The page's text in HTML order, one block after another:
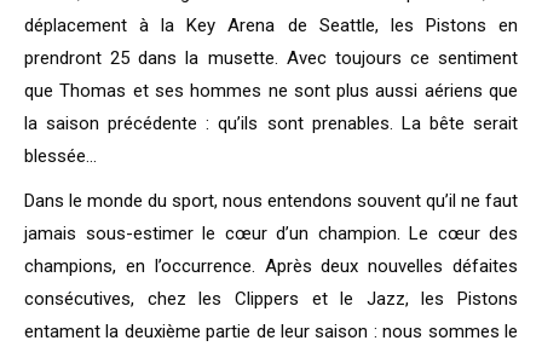
déplacement à la Key Arena de Seattle, les Pistons en
prendront 25 dans la musette. Avec toujours ce sentiment
que Thomas et ses hommes ne sont plus aussi aériens que
la saison précédente : qu’ils sont prenables. La bête serait
blessée…
Dans le monde du sport, nous entendons souvent qu’il ne faut
jamais sous-estimer le cœur d’un champion. Le cœur des
champions, en l’occurrence. Après deux nouvelles défaites
consécutives, chez les Clippers et le Jazz, les Pistons
entament la deuxième partie de leur saison : nous sommes le